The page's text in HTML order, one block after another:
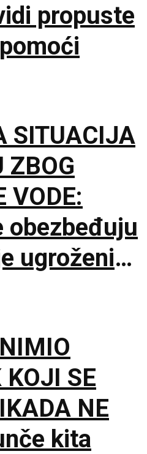
propuste
SITUACIJA
ZBOG
VODE:
obezbeđuju
ugroženih
KOJI SE
NE
kita